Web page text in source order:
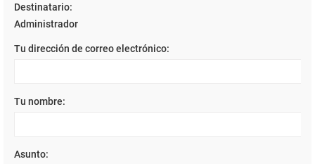
Destinatario:
Administrador
Tu dirección de correo electrónico:
Tu nombre:
Asunto: